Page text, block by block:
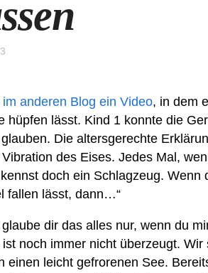
3
anderen Blog ein Video, in dem
hüpfen lässt. Kind 1 konnte die
Die altersgerechte
des Eises. Jedes Mal,
doch ein Schlagzeug. Wenn
fallen lässt, dann…“
dir das alles nur, wenn du
noch immer nicht überzeugt. Wir
einen leicht gefrorenen See.